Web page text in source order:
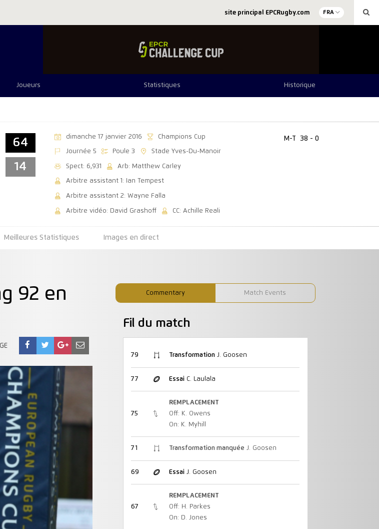
site principal EPCRugby.com FRA
Joueurs Statistiques Historique
64
14
dimanche 17 janvier 2016 Champions Cup
Journée 5 Poule 3 Stade Yves-Du-Manoir
Spect: 6,931 Arb: Matthew Carley
Arbitre assistant 1: Ian Tempest
Arbitre assistant 2: Wayne Falla
Arbitre vidéo: David Grashoff CC: Achille Reali
M-T 38 - 0
Meilleures Statistiques Images en direct
Commentary Match Events
92 en
Fil du match
79 TransformationJ. Goosen
77 EssaiC. Laulala
75
REMPLACEMENT
Off: K. Owens
On: K. Myhill
71 Transformation manquée J. Goosen
69 EssaiJ. Goosen
67
REMPLACEMENT
Off: H. Parkes
On: D. Jones